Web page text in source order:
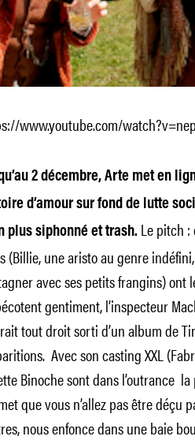
www.youtube.com/
2 décembre, Arte met en
d’amour sur fond de lutte
plus siphonné et trash. Le pitch :
(Billie, une aristo au genre
avec ses petits frangins) ont
gentiment, l’inspecteur
tout droit sorti d’un album de
Avec son casting XXL
Binoche sont dans l’outrance
que vous n’allez pas être déçu
nous enfonce dans une baie